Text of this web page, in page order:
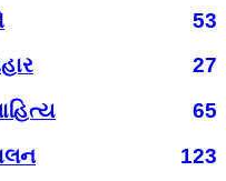
53
27
65
123